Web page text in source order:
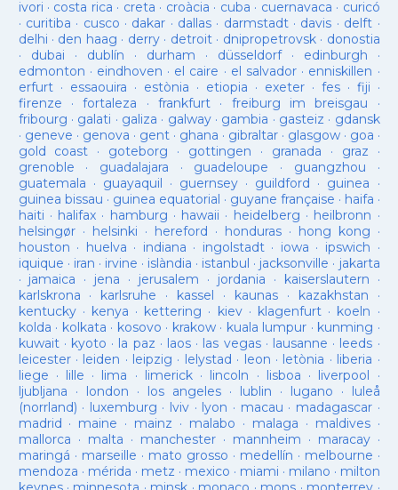
ivori · costa rica · creta · croàcia · cuba · cuernavaca · curicó
· curitiba · cusco · dakar · dallas · darmstadt· davis · delft ·
delhi · den haag · derry· detroit· dnipropetrovsk· donostia
· dubai · dublín · durham · düsseldorf· edinburgh ·
edmonton · eindhoven · el caire · el salvador · enniskillen ·
erfurt· essaouira · estònia · etiopia · exeter· fes· fiji ·
firenze ·fortaleza · frankfurt· freiburg im breisgau ·
fribourg · galati · galiza · galway· gambia · gasteiz · gdansk
· geneve · genova · gent· ghana · gibraltar· glasgow· goa ·
gold coast · goteborg · gottingen · granada · graz ·
grenoble · guadalajara · guadeloupe · guangzhou ·
guatemala · guayaquil · guernsey· guildford · guinea ·
guinea bissau · guinea equatorial · guyane française · haifa ·
haiti · halifax · hamburg · hawaii · heidelberg · heilbronn ·
helsingør· helsinki · hereford · honduras· hong kong ·
houston · huelva · indiana · ingolstadt· iowa · ipswich ·
iquique · iran · irvine · islàndia · istanbul · jacksonville · jakarta
· jamaica · jena · jerusalem · jordania · kaiserslautern ·
karlskrona · karlsruhe · kassel · kaunas· kazakhstan ·
kentucky· kenya · kettering · kiev· klagenfurt · koeln ·
kolda · kolkata · kosovo · krakow· kuala lumpur · kunming ·
kuwait· kyoto · la paz · laos· las vegas· lausanne · leeds ·
leicester· leiden · leipzig · lelystad · leon · letònia · liberia ·
liege · lille · lima · limerick· lincoln · lisboa · liverpool ·
ljubljana · london · los angeles· lublin · lugano · luleå
(norrland) · luxemburg · lviv · lyon · macau · madagascar·
madrid · maine · mainz · malabo · malaga · maldives·
mallorca · malta · manchester· mannheim · maracay·
maringá · marseille · mato grosso · medellín · melbourne ·
mendoza · mérida · metz · mexico · miami · milano · milton